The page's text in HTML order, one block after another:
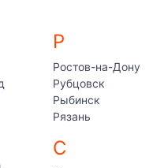
Р
Ростов-на-Дону
Рубцовск
Рыбинск
Рязань
С